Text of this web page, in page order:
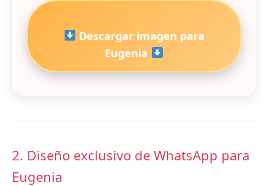
Descargar imagen para
Eugenia
2. Diseño exclusivo de WhatsApp para
Eugenia